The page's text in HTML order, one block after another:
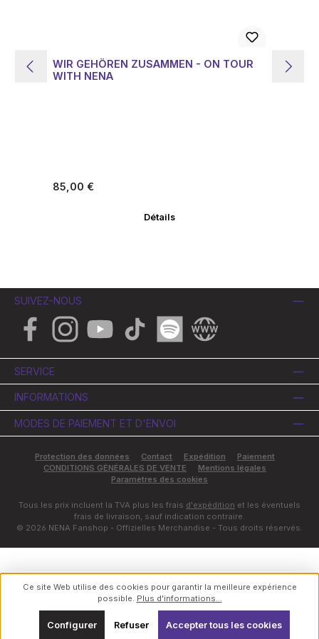
WIR GEHÖREN ZUSAMMEN - ON TOUR
WITH NENA
Prix régulier :
85,00 €
Détails
SUIVEZ-NOUS
FacebookInstagramYouTube TikTok Spotify Website
SERVICE
INFORMATIONS
MODES DE PAIEMENT ET D'ENVOI
Protection des données Contact Expédition
Paiement
CONDITIONS GÉNÉRALES DE VENTE
Mentions légales
Paramètres des cookies
Tous les prix incluent la TVA plus les frais d'expédition et les éventuels
frais de livraison, sauf indication contraire.
© 2026 NENA Fanshop - Offizielles Merchandise - Tous droits réservés.
Ce site Web utilise des cookies pour garantir la meilleure expérience
possible. Plus d'informations...
Refuser
Configurer Accepter tous les cookies